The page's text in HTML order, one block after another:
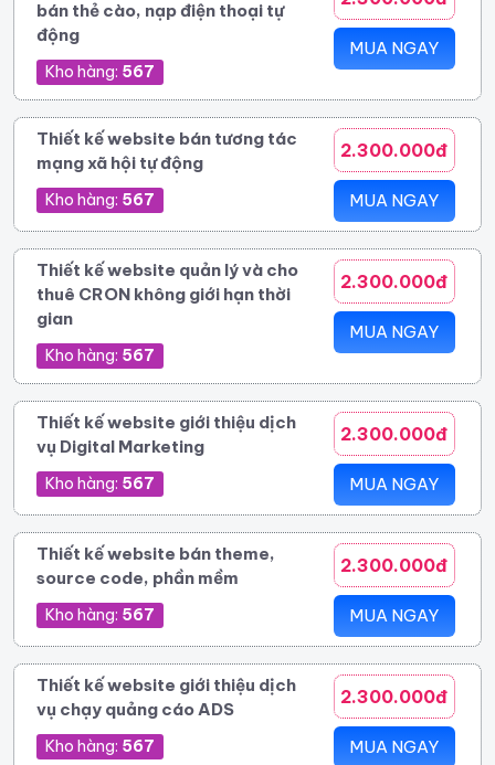
bán thẻ cào, nạp điện thoại tự
động
Kho hàng: 567
MUA NGAY
Thiết kế website bán tương tác
mạng xã hội tự động
Kho hàng: 567
2.300.000đ
MUA NGAY
Thiết kế website quản lý và cho
thuê CRON không giới hạn thời
gian
Kho hàng: 567
2.300.000đ
MUA NGAY
Thiết kế website giới thiệu dịch
vụ Digital Marketing
Kho hàng: 567
2.300.000đ
MUA NGAY
Thiết kế website bán theme,
source code, phần mềm
Kho hàng: 567
2.300.000đ
MUA NGAY
Thiết kế website giới thiệu dịch
vụ chạy quảng cáo ADS
Kho hàng: 567
2.300.000đ
MUA NGAY